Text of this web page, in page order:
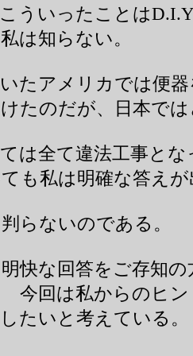
ういったことは
は知らない。
たアメリカでは便
たのだが、日本で
は全て違法工事と
も私は明確な答え
らないのである。
快な回答をご存知
今回は私からのヒン
たいと考えている。